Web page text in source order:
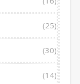
(25)
(30)
(14)